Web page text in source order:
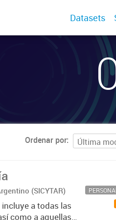
Datasets
Ordenar por
(SICYTAR)
a todas las
como a aquellas